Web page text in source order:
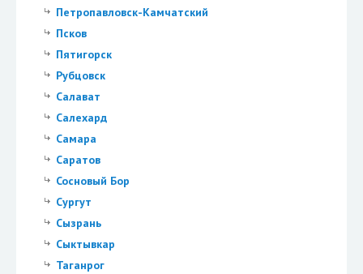
Петропавловск-Камчатский
Псков
Пятигорск
Рубцовск
Салават
Салехард
Самара
Саратов
Сосновый Бор
Сургут
Сызрань
Сыктывкар
Таганрог